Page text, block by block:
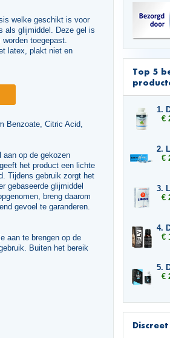
welke geschikt is voor
als glijmiddel. Deze gel is
toegepast.
latex, plakt niet en
Benzoate, Citric Acid,
aan op de gekozen
het product een lichte
Tijdens gebruik zorgt het
gebaseerde glijmiddel
breng daarom
gevoel te garanderen.
aan te brengen op de
Buiten het bereik
Top 5
1.
€
€
€
4.
€
€